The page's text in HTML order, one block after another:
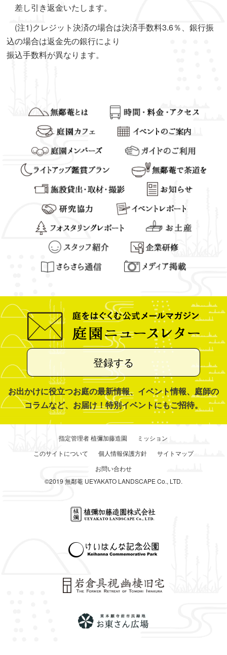
差し引き返金いたします。
(注1)クレジット決済の場合は決済手数料3.6％、銀行振
込の場合は返金先の銀行により
振込手数料が異なります。
登録する
お出かけに役立つお庭の最新情報、イベント情報、庭師の
コラムなど、お届け！特別イベントにもご招待。
指定管理者 植彌加藤造園
ミッション
このサイトについて
個人情報保護方針
サイトマップ
お問い合わせ
©2019 無鄰菴 UEYAKATO LANDSCAPE Co., LTD.